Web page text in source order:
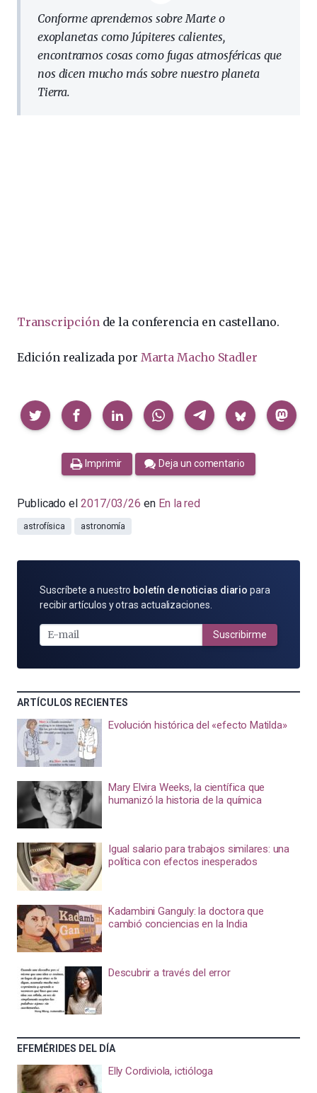
Conforme aprendemos sobre Marte o
exoplanetas como Júpiteres calientes,
encontramos cosas como fugas atmosféricas que
nos dicen mucho más sobre nuestro planeta
Tierra.
Transcripciónde la conferencia en castellano.
Edición realizada por Marta Macho Stadler
Compartir
Imprimir Deja un comentario
Publicado el 2017/03/26 en En la red
astrofísica astronomía
SUSCRÍBETE
POR
MAIL
Suscríbete a nuestro boletín de noticias diario para
recibir artículos y otras actualizaciones.
Suscribirme
ARTÍCULOS RECIENTES
Evolución histórica del «efecto Matilda»
Mary Elvira Weeks, la científica que
humanizó la historia de la química
Igual salario para trabajos similares: una
política con efectos inesperados
Kadambini Ganguly: la doctora que
cambió conciencias en la India
Descubrir a través del error
EFEMÉRIDES DEL DÍA
Elly Cordiviola, ictióloga